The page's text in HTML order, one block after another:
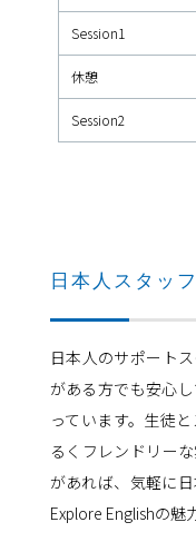
Session1
休憩
Session2
日本人スタッ
日本人のサポート
がある方でも安心
っています。生徒
るくフレンドリー
があれば、気軽に
Explore Englishの魅